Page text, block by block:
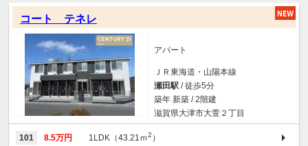
コート テネレ
アパート
ＪＲ東海道・山陽本線
瀬田駅 / 徒歩5分
築年 新築 / 2階建
滋賀県大津市大萱２丁目
101 8.5万円 1LDK（43.21ｍ2 ）